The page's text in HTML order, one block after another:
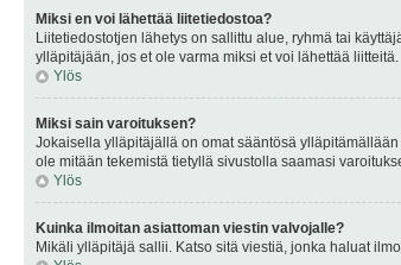
Miksi en voi lähettää liitetiedostoa?
Liitetiedostotjen lähetys on sallittu alue, ryhmä tai
ylläpitäjään, jos et ole varma miksi et voi lähettää liitteitä.
Ylös
Miksi sain varoituksen?
Jokaisella ylläpitäjällä on omat sääntösä
ole mitään tekemistä tietyllä sivustolla saamasi
Ylös
Kuinka ilmoitan asiattoman viestin valvojalle?
Mikäli ylläpitäjä sallii. Katso sitä viestiä, jonka haluat